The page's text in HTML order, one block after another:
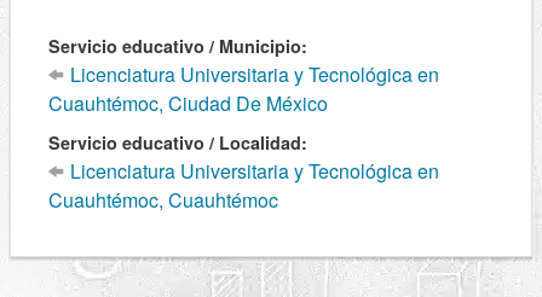
Servicio educativo / Municipio:
Licenciatura Universitaria y Tecnológica en
Cuauhtémoc, Ciudad De México
Servicio educativo / Localidad:
Licenciatura Universitaria y Tecnológica en
Cuauhtémoc, Cuauhtémoc